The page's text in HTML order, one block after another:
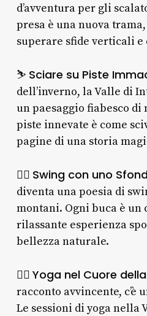
d’avventura per gli
presa è una nuova
superare sfide verticali e
⛷️ Sciare su Piste
dell’inverno, la Valle di
un paesaggio fiabesco di
piste innevate è come
pagine di una storia
🏌️‍♂️ Swing con uno
diventa una poesia di
montani. Ogni buca è
rilassante esperienza
bellezza naturale.
🧘‍♀️ Yoga nel Cuore
racconto avvincente, c’è
Le sessioni di yoga nella